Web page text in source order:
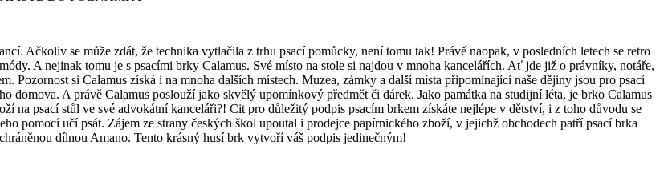
Ačkoliv se může zdát, že technika vytlačila z trhu psací pomůcky, není tomu tak! Právě naopak, v posledních letech se retro
A nejinak tomu je s psacími brky Calamus. Své místo na stole si najdou v mnoha kancelářích. Ať jde již o právníky, notáře,
si Calamus získá i na mnoha dalších místech. Muzea, zámky a další místa připomínající naše dějiny jsou pro psací
domova. A právě Calamus poslouží jako skvělý upomínkový předmět či dárek. Jako památka na studijní léta, je brko Calamus
na psací stůl ve své advokátní kanceláři?! Cit pro důležitý podpis psacím brkem získáte nejlépe v dětství, i z toho důvodu se
pomocí učí psát. Zájem ze strany českých škol upoutal i prodejce papírnického zboží, v jejichž obchodech patří psací brka
dílnou Amano. Tento krásný husí brk vytvoří váš podpis jedinečným!